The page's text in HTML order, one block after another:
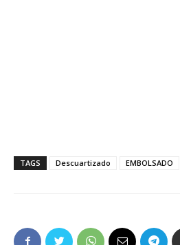
TAGS Descuartizado EMBOLSADO